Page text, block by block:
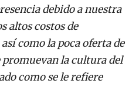
debido a nuestra
altos costos de
como la poca oferta de
la cultura del
como se le refiere